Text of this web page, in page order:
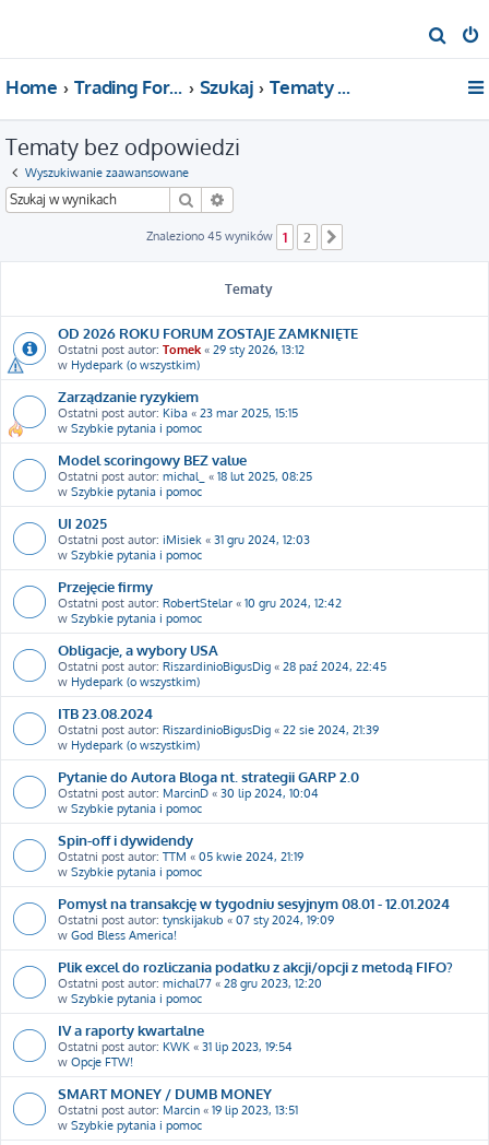
z
Home Trading For a Living Szukaj Tematy bez odpowiedzi
Tematy bez odpowiedzi
Wyszukiwanie zaawansowane
Szukaj
Znaleziono 45 wyników 1 2
Tematy
OD 2026 ROKU FORUM ZOSTAJE ZAMKNIĘTE
Ostatni post autor: Tomek « 29 sty 2026, 13:12
w Hydepark (o wszystkim)
Zarządzanie ryzykiem
Ostatni post autor: Kiba « 23 mar 2025, 15:15
w Szybkie pytania i pomoc
Model scoringowy BEZ value
Ostatni post autor: michal_ « 18 lut 2025, 08:25
w Szybkie pytania i pomoc
UI 2025
Ostatni post autor: iMisiek « 31 gru 2024, 12:03
w Szybkie pytania i pomoc
Przejęcie firmy
Ostatni post autor: RobertStelar « 10 gru 2024, 12:42
w Szybkie pytania i pomoc
Obligacje, a wybory USA
Ostatni post autor: RiszardinioBigusDig « 28 paź 2024, 22:45
w Hydepark (o wszystkim)
ITB 23.08.2024
Ostatni post autor: RiszardinioBigusDig « 22 sie 2024, 21:39
w Hydepark (o wszystkim)
Pytanie do Autora Bloga nt. strategii GARP 2.0
Ostatni post autor: MarcinD « 30 lip 2024, 10:04
w Szybkie pytania i pomoc
Spin-off i dywidendy
Ostatni post autor: TTM « 05 kwie 2024, 21:19
w Szybkie pytania i pomoc
Pomysł na transakcję w tygodniu sesyjnym 08.01 - 12.01.2024
Ostatni post autor: tynskijakub « 07 sty 2024, 19:09
w God Bless America!
Plik excel do rozliczania podatku z akcji/opcji z metodą FIFO?
Ostatni post autor: michal77 « 28 gru 2023, 12:20
w Szybkie pytania i pomoc
IV a raporty kwartalne
Ostatni post autor: KWK « 31 lip 2023, 19:54
w Opcje FTW!
SMART MONEY / DUMB MONEY
Ostatni post autor: Marcin « 19 lip 2023, 13:51
w Szybkie pytania i pomoc